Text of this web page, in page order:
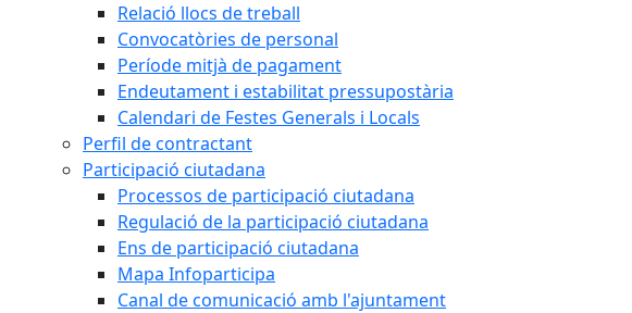
Relació llocs de treball
Convocatòries de personal
Període mitjà de pagament
Endeutament i estabilitat pressupostària
Calendari de Festes Generals i Locals
Perfil de contractant
Participació ciutadana
Processos de participació ciutadana
Regulació de la participació ciutadana
Ens de participació ciutadana
Mapa Infoparticipa
Canal de comunicació amb l'ajuntament